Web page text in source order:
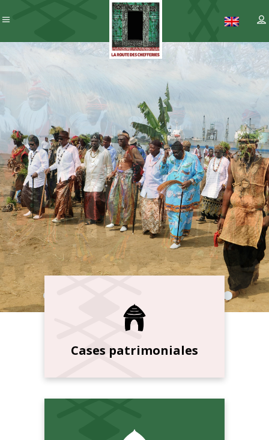
Patrimoine
– ICC
Cases patrimoniales